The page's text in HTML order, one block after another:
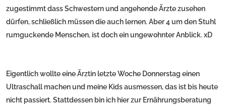
zugestimmt dass Schwestern und angehende Ärzte zusehen
dürfen, schließlich müssen die auch lernen. Aber 4 um den Stuhl
rumguckende Menschen, ist doch ein ungewohnter Anblick. xD
Eigentlich wollte eine Ärztin letzte Woche Donnerstag einen
Ultraschall machen und meine Kids ausmessen, das ist bis heute
nicht passiert. Stattdessen bin ich hier zur Ernährungsberatung